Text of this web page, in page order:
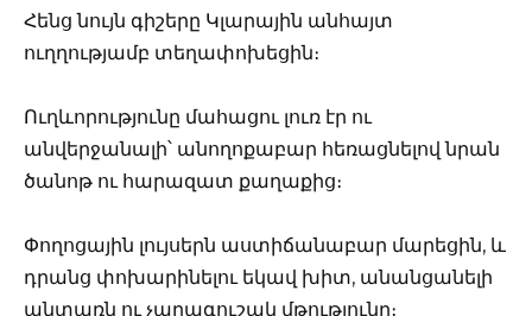
Հենց նույն գիշերը Կլարային անհայտ
ուղղությամբ տեղափոխեցին։
Ուղևորությունը մահացու լուռ էր ու
անվերջանալի՝ անողոքաբար հեռացնելով նրան
ծանոթ ու հարազատ քաղաքից։
Փողոցային լույսերն աստիճանաբար մարեցին, և
դրանց փոխարինելու եկավ խիտ, անանցանելի
անտառն ու չարագուշակ մթությունը։